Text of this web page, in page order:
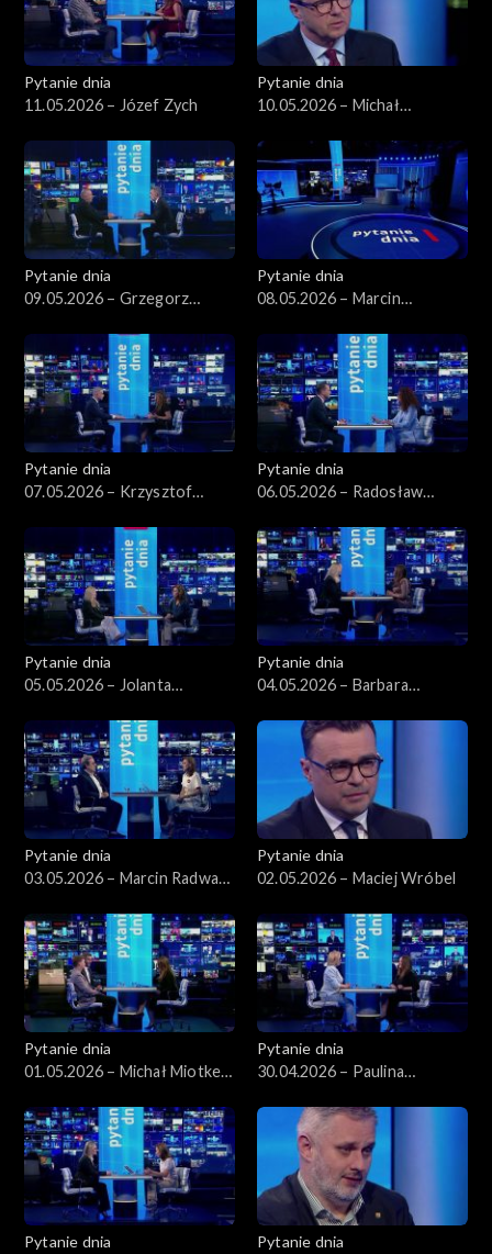
Pytanie dnia
11.05.2026 – Józef Zych
Pytanie dnia
10.05.2026 – Michał
Pytanie dnia
09.05.2026 – Grzegorz
Pytanie dnia
08.05.2026 – Marcin
Pytanie dnia
07.05.2026 – Krzysztof
Pytanie dnia
06.05.2026 – Radosław
Pytanie dnia
05.05.2026 – Jolanta
Pytanie dnia
04.05.2026 – Barbara
Pytanie dnia
03.05.2026 – Marcin Radwan-
Pytanie dnia
02.05.2026 – Maciej Wróbel
Pytanie dnia
01.05.2026 – Michał Miotke,
Pytanie dnia
30.04.2026 – Paulina
Pytanie dnia
Pytanie dnia